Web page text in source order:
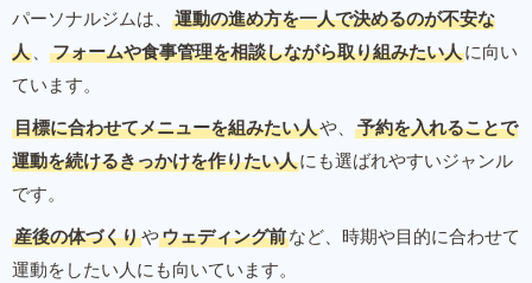
パーソナルジムは、
運動の進め方を一人で決めるのが不安な
人 、 フォームや食事管理を相談しながら取り組みたい人に向い
ています。
目標に合わせてメニューを組みたい人や、
予約を入れることで
運動を続けるきっかけを作りたい人にも選ばれやすいジャンル
です。
産後の体づくりやウェディング前など、時期や目的に合わせて
運動をしたい人にも向いています。